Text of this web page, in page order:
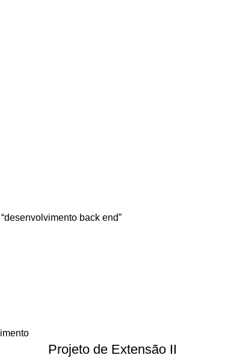
back end”
Projeto de Extensão II